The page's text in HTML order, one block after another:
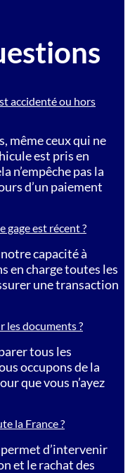
accidenté ou hors
même ceux qui ne
est pris en
n’empêche pas la
d’un paiement
gage est récent ?
capacité à
en charge toutes les
une transaction
les documents ?
tous les
occupons de la
que vous n’ayez
la France ?
d’intervenir
et le rachat des